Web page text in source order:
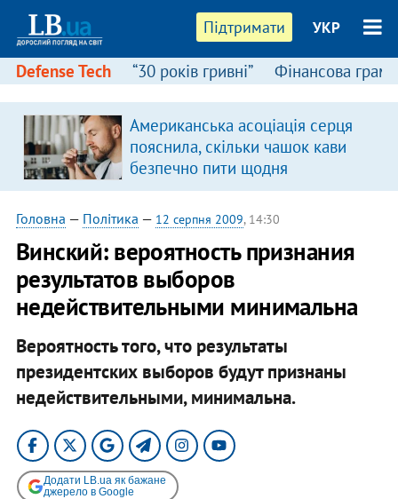
Підтримати УКР
Defense Tech “30 років гривні” Фінансова
Американська асоціація серця
пояснила, скільки чашок кави
безпечно пити щодня
Головна — Політика — 12 серпня 2009, 14:30
Винский: вероятность признания
результатов выборов
недействительными минимальна
Вероятность того, что результаты
президентских выборов будут признаны
недействительными, минимальна.
Додати LB.ua як бажане
джерело в Google